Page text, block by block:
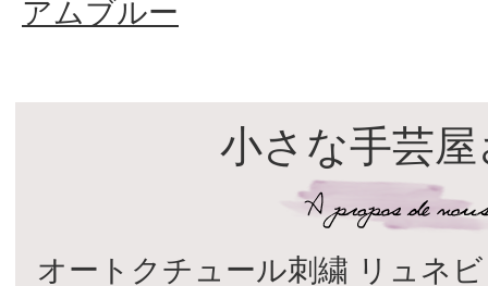
アムブルー
小さな手芸
オートクチュール刺繍 リュネビ